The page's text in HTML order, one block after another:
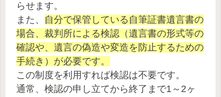
らせます。
また、 自分で保管している自筆証書遺言書の
場合、裁判所による検認（遺言書の形式等の
確認や、遺言の偽造や変造を防止するための
手続き）が必要です。
この制度を利用すれば検認は不要です。
通常、検認の申し立てから終了まで1～2ヶ